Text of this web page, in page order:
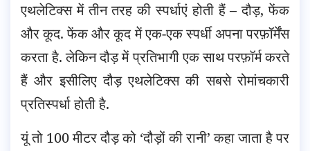
एथलेटिक्स में तीन तरह की स्पर्धाएं होती हैं – दौड़, फेंक
और कूद. फेंक और कूद में एक-एक स्पर्धी अपना परफ़ॉर्मेंस
करता है. लेकिन दौड़ में प्रतिभागी एक साथ परफ़ॉर्म करते
हैं और इसीलिए दौड़ एथलेटिक्स की सबसे रोमांचकारी
प्रतिस्पर्धा होती है.
यूं तो 100 मीटर दौड़ को ‘दौड़ों की रानी’ कहा जाता है पर